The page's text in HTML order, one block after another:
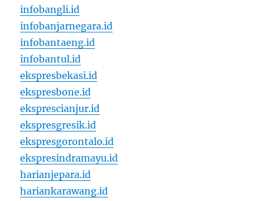
infobangli.id
infobanjarnegara.id
infobantaeng.id
infobantul.id
ekspresbekasi.id
ekspresbone.id
eksprescianjur.id
ekspresgresik.id
ekspresgorontalo.id
ekspresindramayu.id
harianjepara.id
hariankarawang.id